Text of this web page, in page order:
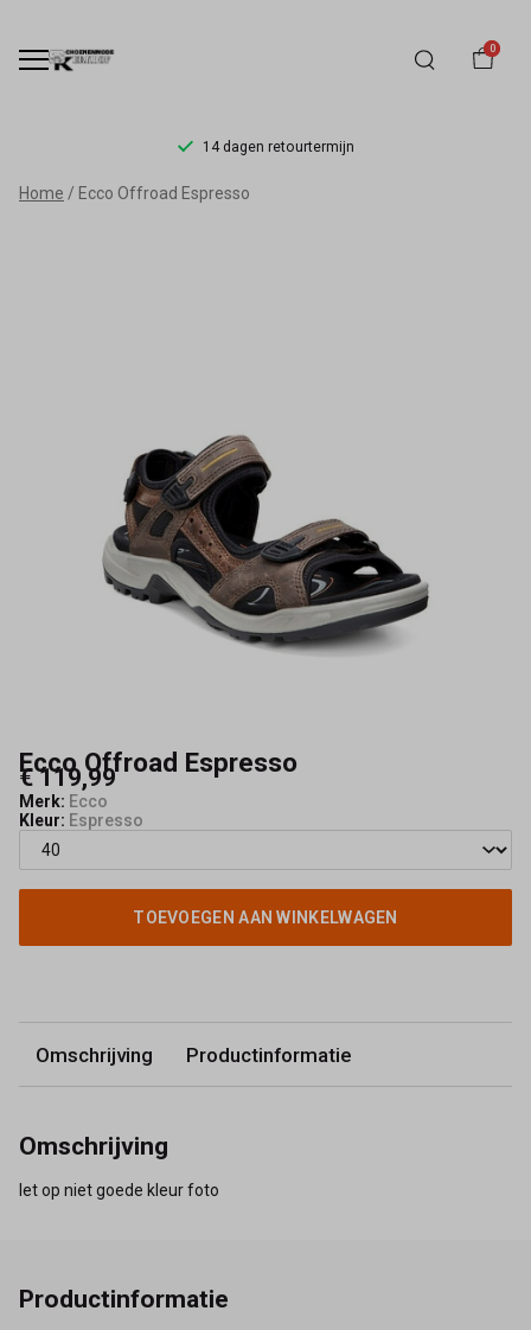
0
14 dagen retourtermijn
Ecco
Kerkhof
Home Ecco Offroad Espresso
Ecco Offroad Espresso
€ 119,99
Merk: Ecco
Kleur: Espresso
TOEVOEGEN AAN WINKELWAGEN
Omschrijving Productinformatie
Omschrijving
let op niet goede kleur foto
Productinformatie